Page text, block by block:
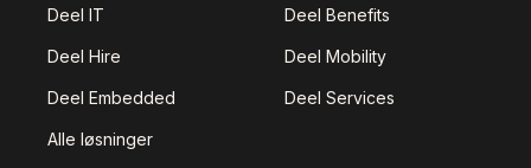
Deel IT Deel Benefits
Deel Hire Deel Mobility
Deel Embedded Deel Services
Alle løsninger